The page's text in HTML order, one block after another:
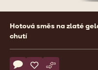
Product
information
Hotová směs na zlaté
chutí
Actions